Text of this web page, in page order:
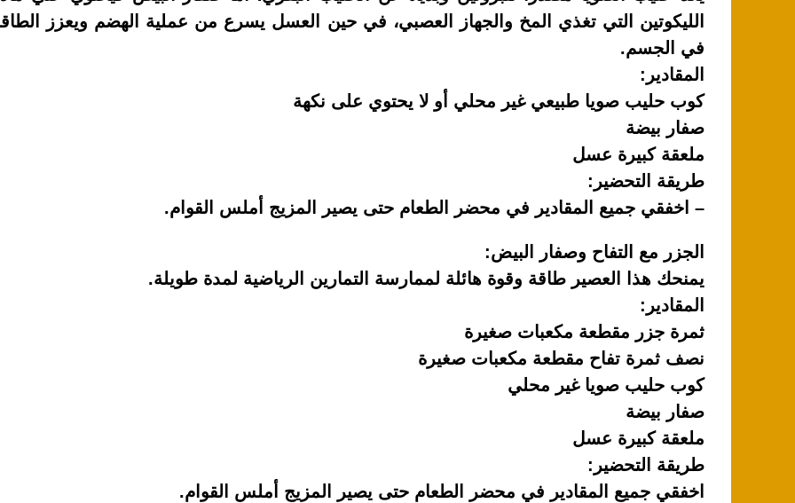
الليكوتين التي تغذي المخ والجهاز العصبي، في حين العسل يسرع من عملية الهضم ويعزز
في الجسم.
المقادير:
كوب حليب صويا طبيعي غير محلي أو لا يحتوي على نكهة
صفار بيضة
ملعقة كبيرة عسل
طريقة التحضير:
– اخفقي جميع المقادير في محضر الطعام حتى يصير المزيج أملس القوام.
الجزر مع التفاح وصفار البيض:
يمنحك هذا العصير طاقة وقوة هائلة لممارسة التمارين الرياضية لمدة طويلة.
المقادير:
ثمرة جزر مقطعة مكعبات صغيرة
نصف ثمرة تفاح مقطعة مكعبات صغيرة
كوب حليب صويا غير محلي
صفار بيضة
ملعقة كبيرة عسل
طريقة التحضير:
اخفقي جميع المقادير في محضر الطعام حتى يصير المزيج أملس القوام.